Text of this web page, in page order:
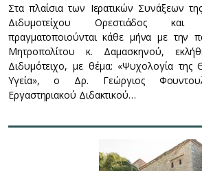
Στα πλαίσια των Ιερατικών Συνάξεων
Διδυμοτείχου Ορεστιάδος
πραγματοποιούνται κάθε μήνα με την
Μητροπολίτου κ. Δαμασκηνού,
Διδυμότειχο, με θέμα: «Ψυχολογία της
Υγεία», ο Δρ. Γεώργιος
Εργαστηριακού Διδακτικού…